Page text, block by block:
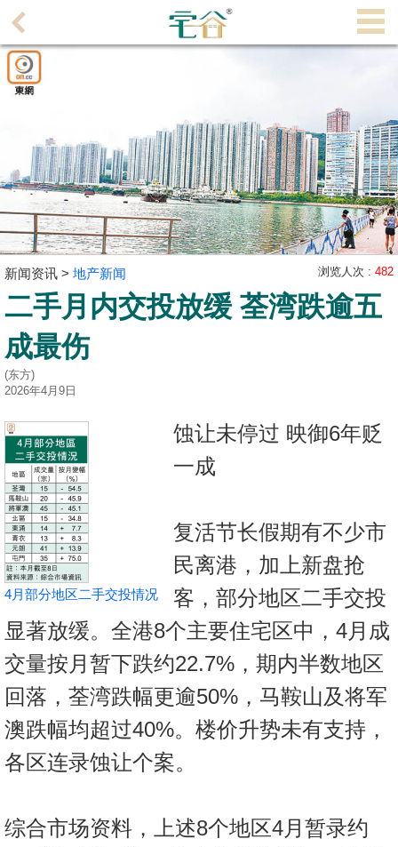
理
主
页
楼/
成
交
业
主
放
盘
宅
谷
揭
地
产
博
客
地
新
闻
数
据
公
布
业
新闻资讯 > 地产新闻 浏览人次 : 482
二手月内交投放缓 荃湾跌逾五
成最伤
(东方)
2026年4月9日
4月部分地区二手交投情况
蚀让未停过 映御6年贬
一成
复活节长假期有不少市
民离港，加上新盘抢
客，部分地区二手交投
显著放缓。全港8个主要住宅区中，4月成
交量按月暂下跌约22.7%，期内半数地区
回落，荃湾跌幅更逾50%，马鞍山及将军
澳跌幅均超过40%。楼价升势未有支持，
各区连录蚀让个案。
综合市场资料，上述8个地区4月暂录约